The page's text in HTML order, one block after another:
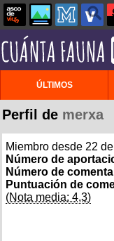
ÚLTIMOS
Perfil de merxa
Miembro desde 22
Número de
Número de
Puntuación de
(Nota media: 4,3)